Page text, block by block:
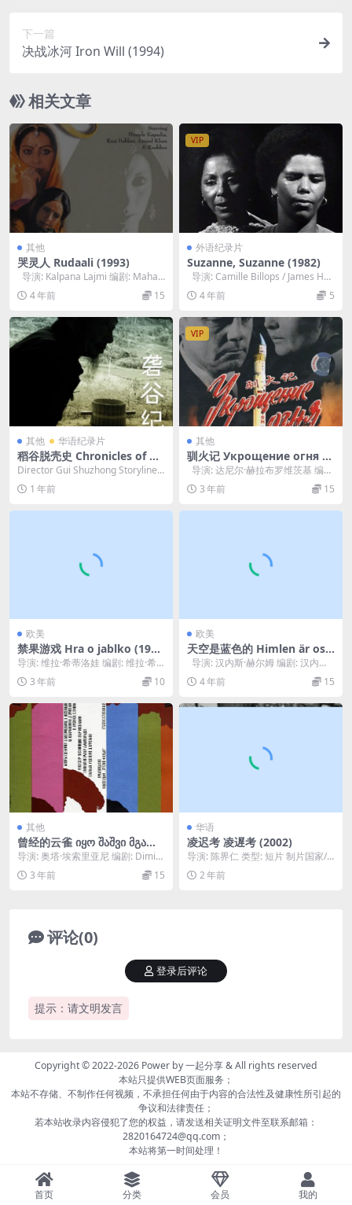
下一篇
决战冰河 Iron Will (1994)
相关文章
其他
哭灵人 Rudaali (1993)
导演: Kalpana Lajmi 编剧: Mahas
weta D...
4 年前 15
VIP
外语纪录片
Suzanne, Suzanne (1982)
导演: Camille Billops / James Hat
ch...
4 年前 5
其他 华语纪录片
稻谷脱壳史 Chronicles of Hu
lling Rice 2011
Director Gui Shuzhong Storyline I
n the s...
1 年前
VIP
其他
驯火记 Укрощение огня (1
972)
导演: 达尼尔·赫拉布罗维茨基 编
剧: 达尼尔·赫拉布罗维茨基 主...
3 年前 15
欧美
禁果游戏 Hra o jablko (197
8)
导演: 维拉·希蒂洛娃 编剧: 维拉·希
蒂洛娃 / Kristina Vlach...
3 年前 10
欧美
天空是蓝色的 Himlen är osk
yldigt blå (2010)
导演: 汉内斯·赫尔姆 编剧: 汉内斯·
赫尔姆 主演: 比尔·斯卡...
4 年前 15
其他
曾经的云雀 იყო შაშვი მგალ
ობელი (1970)
导演: 奥塔·埃索里亚尼 编剧: Dimitri
Eristavi / 奥塔·埃...
3 年前 15
华语
凌迟考 凌遅考 (2002)
导演: 陈界仁 类型: 短片 制片国家/
地区: 中国台湾 语言: 无对白 上映
日...2 年前
评论(0)
提示：请文明发言
登录后评论
Copyright © 2022-2026 Power by一起分享& All rights reserved
本站只提供WEB页面服务；
本站不存储、不制作任何视频，不承担任何由于内容的合法性及健康性所引起的
争议和法律责任；
若本站收录内容侵犯了您的权益，请发送相关证明文件至联系邮箱：
2820164724@qq.com；
本站将第一时间处理！
首页 分类 会员 我的